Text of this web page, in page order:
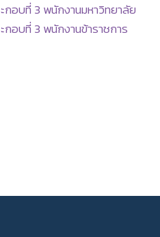
กอบที่ 3 พนักงานมหาวิทยาลัย
กอบที่ 3 พนักงานข้าราชการ